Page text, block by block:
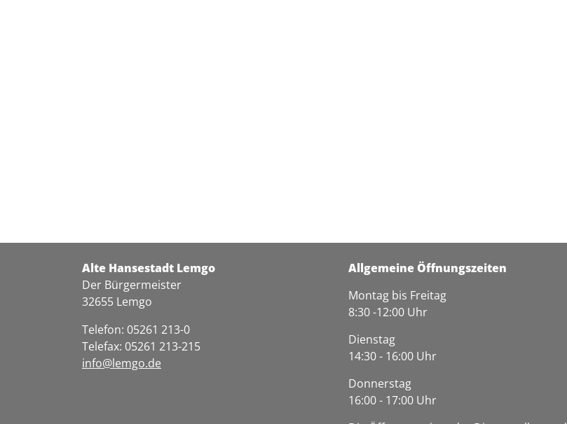
Alte Hansestadt Lemgo
Der Bürgermeister
32655 Lemgo
Telefon: 05261 213-0
Telefax: 05261 213-215
info@lemgo.de
Allgemeine Öffnungszeiten
Montag bis Freitag
8:30 -12:00 Uhr
Dienstag
14:30 - 16:00 Uhr
Donnerstag
16:00 - 17:00 Uhr